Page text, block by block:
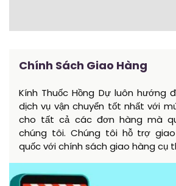
Chính Sách Giao Hàng
Kính Thuốc Hồng Dự luôn hướng
dịch vụ vận chuyển tốt nhất với
cho tất cả các đơn hàng mà
chúng tôi. Chúng tôi hỗ trợ
quốc với chính sách giao hàng cụ